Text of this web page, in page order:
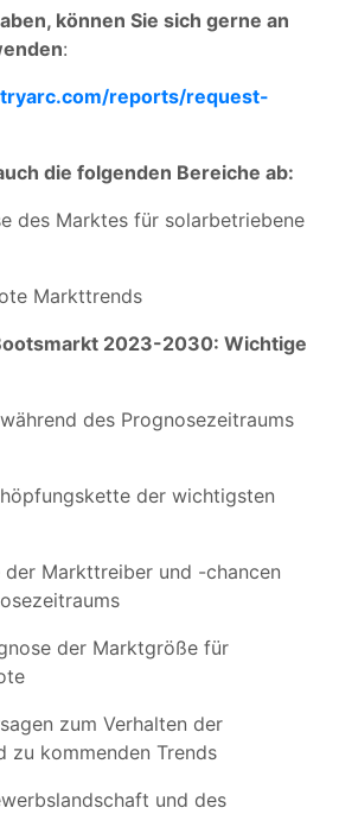
können Sie sich gerne an
:
reports/request-
die folgenden Bereiche ab:
des Marktes für solarbetriebene
Markttrends
2023-2030: Wichtige
des Prognosezeitraums
der wichtigsten
Markttreiber und -chancen
der Marktgröße für
zum Verhalten der
zu kommenden Trends
und des